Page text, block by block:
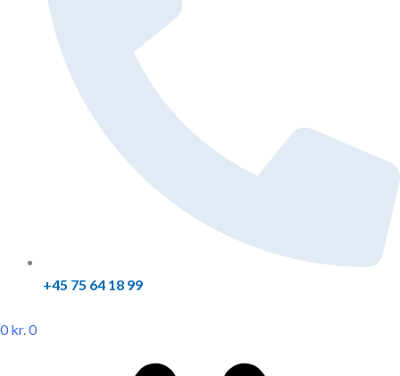
+45 75 64 18 99
0 kr.0